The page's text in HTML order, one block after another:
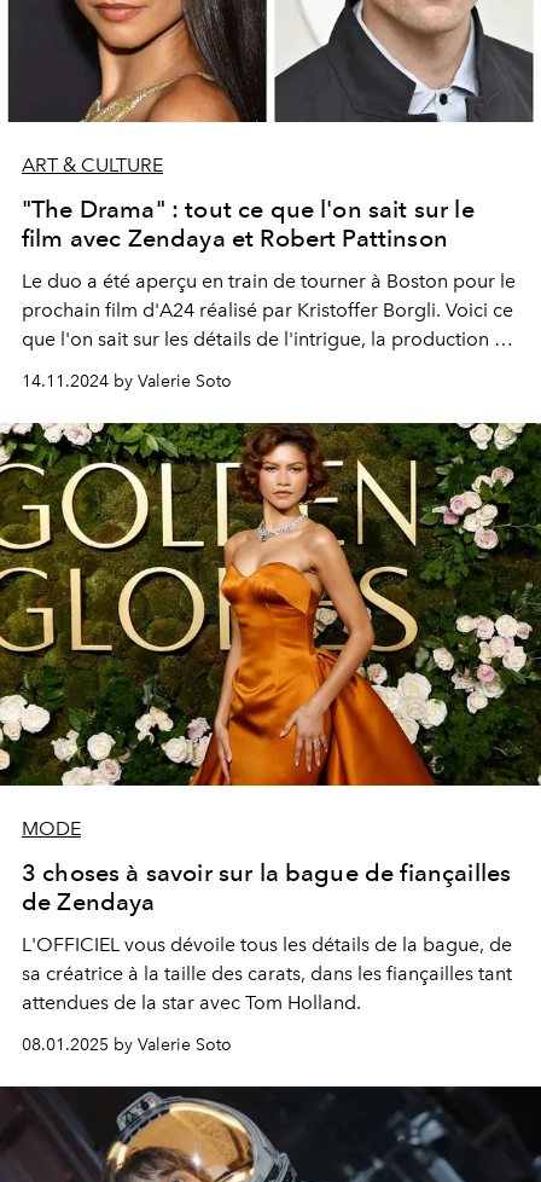
ART & CULTURE
"The Drama" : tout ce que l'on sait sur le
film avec Zendaya et Robert Pattinson
Le duo a été aperçu en train de tourner à Boston pour le
prochain film d'A24 réalisé par Kristoffer Borgli. Voici ce
que l'on sait sur les détails de l'intrigue, la production et
14.11.2024 by Valerie Soto
MODE
3 choses à savoir sur la bague de fiançailles
de Zendaya
L'OFFICIEL vous dévoile tous les détails de la bague, de
sa créatrice à la taille des carats, dans les fiançailles tant
attendues de la star avec Tom Holland.
08.01.2025 by Valerie Soto